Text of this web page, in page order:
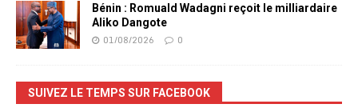
Bénin : Romuald Wadagni reçoit le milliardaire
Aliko Dangote
01/08/2026 0
SUIVEZ LE TEMPS SUR FACEBOOK